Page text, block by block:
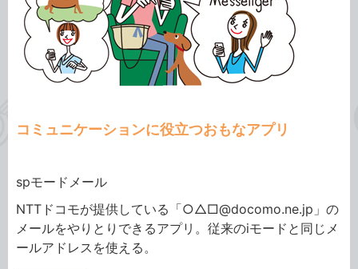
コミュニケーションに役立つおもなアプリ
spモードメール
NTTドコモが提供している「○△□@docomo.ne.jp」の
メールをやりとりできるアプリ。従来のiモードと同じメ
ールアドレスを使える。